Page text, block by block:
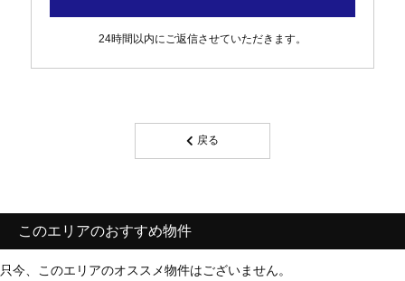
24時間以内にご返信させていただきます。
戻る
このエリアのおすすめ物件
只今、このエリアのオススメ物件はございません。